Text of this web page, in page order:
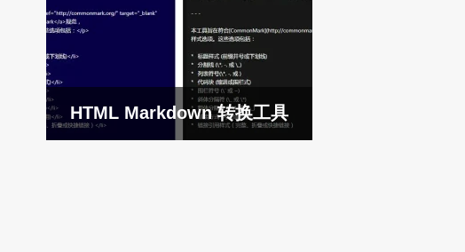
HTML Markdown 转换工具